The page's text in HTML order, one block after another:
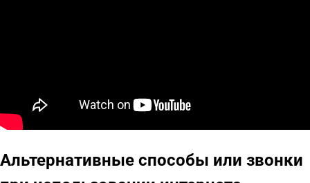
Альтернативные способы или звонки